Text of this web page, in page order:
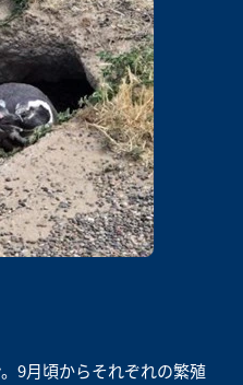
9月頃からそれぞれの繁殖